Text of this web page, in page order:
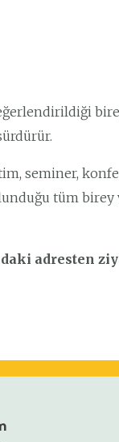
seminer,
tüm
adresten